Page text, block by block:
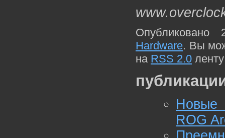
Hardware. Вы
на RSS 2.0
Новые
ROG